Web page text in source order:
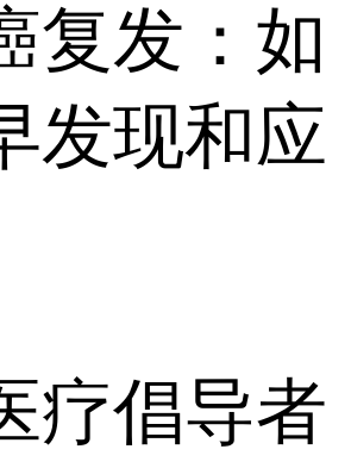
复发：如
发现和应
疗倡导者